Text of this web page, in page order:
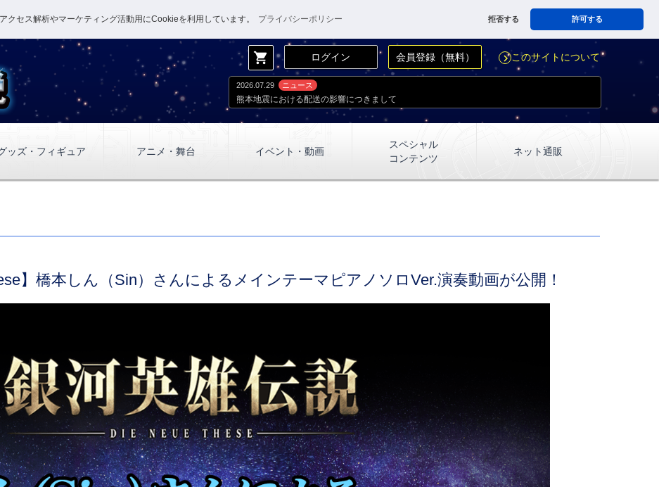
セス解析やマーケティング活動用にCookieを利用しています。 プライバシーポリシー 拒否する 許可する
shopping_cart ログイン 会員登録（無料） navigate_nextこのサイトについて
2026.07.29 ニュース
熊本地震における配送の影響につきまして
ッズ・フィギュア アニメ・舞台 イベント・動画
スペシャル
コンテンツ
ネット通販
】橋本しん（Sin）さんによるメインテーマピアノソロVer.演奏動画が公開！